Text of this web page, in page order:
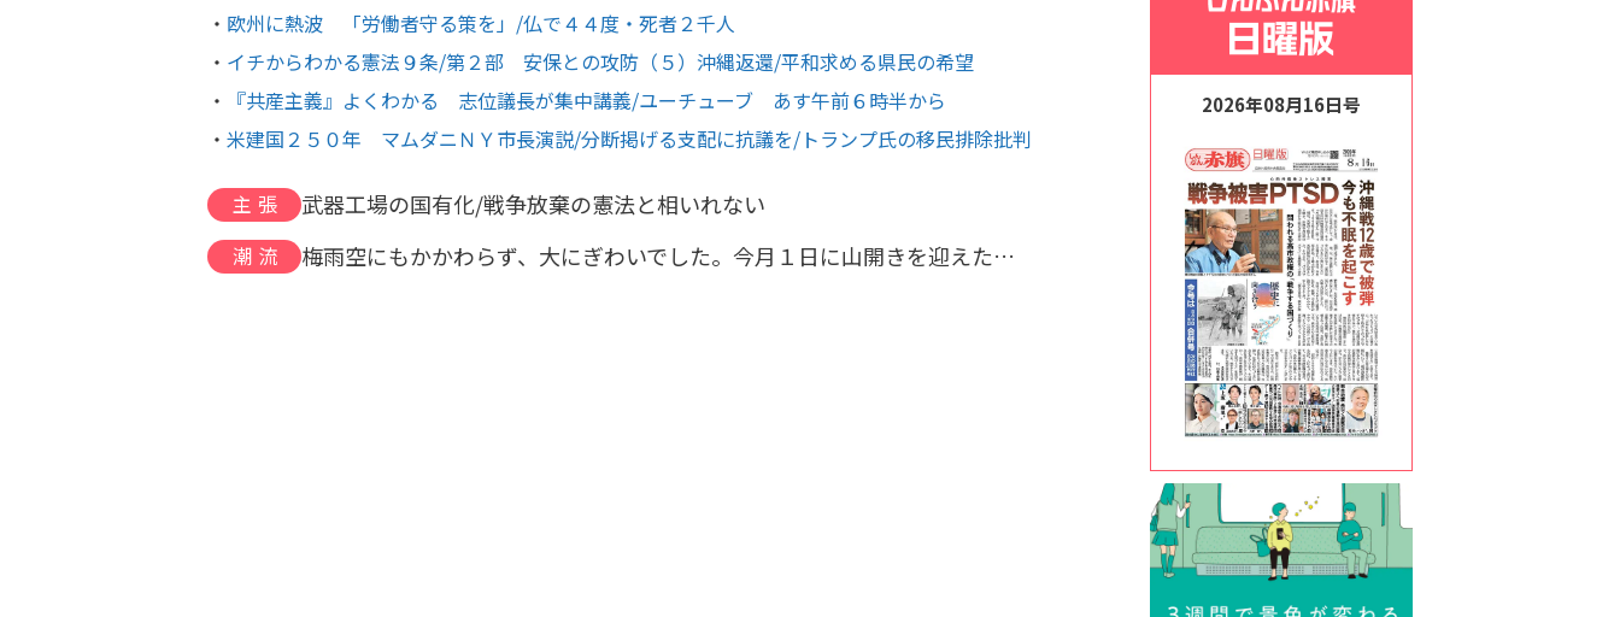
欧州に熱波 「労働者守る策を」/仏で４４度・死者２千人
イチからわかる憲法９条/第２部 安保との攻防（５）沖縄返還/平和求める県民の希望
『共産主義』よくわかる 志位議長が集中講義/ユーチューブ あす午前６時半から
米建国２５０年 マムダニＮＹ市長演説/分断掲げる支配に抗議を/トランプ氏の移民排除批判
主張 武器工場の国有化/戦争放棄の憲法と相いれない
潮流 梅雨空にもかかわらず、大にぎわいでした。今月１日に山開きを迎えた…
2026年08月16日号